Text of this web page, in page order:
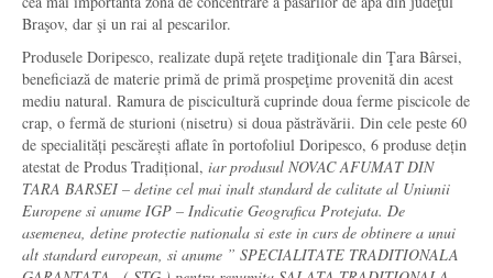
Braşov, dar şi un rai al pescarilor.
Produsele Doripesco, realizate după reţete tradiţionale din Ţara Bârsei,
beneficiază de materie primă de primă prospeţime provenită din acest
mediu natural. Ramura de piscicultură cuprinde doua ferme piscicole de
crap, o fermă de sturioni (nisetru) si doua păstrăvării. Din cele peste 60
de specialități pescărești aflate în portofoliul Doripesco, 6 produse dețin
atestat de Produs Tradițional, iar produsul NOVAC AFUMAT DIN
TARA BARSEI – detine cel mai inalt standard de calitate al Uniunii
Europene si anume IGP – Indicatie Geografica Protejata. De
asemenea, detine protectie nationala si este in curs de obtinere a unui
alt standard european, si anume ” SPECIALITATE TRADITIONALA